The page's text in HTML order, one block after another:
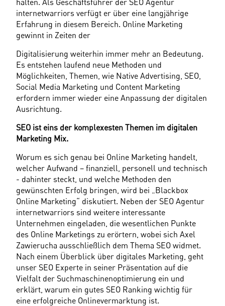
internetwarriors verfügt er über eine langjährige
Erfahrung in diesem Bereich. Online Marketing
gewinnt in Zeiten der
Digitalisierung weiterhin immer mehr an Bedeutung.
Es entstehen laufend neue Methoden und
Möglichkeiten, Themen, wie Native Advertising, SEO,
Social Media Marketing und Content Marketing
erfordern immer wieder eine Anpassung der digitalen
Ausrichtung.
SEO ist eins der komplexesten Themen im digitalen
Marketing Mix.
Worum es sich genau bei Online Marketing handelt,
welcher Aufwand – finanziell, personell und technisch
- dahinter steckt, und welche Methoden den
gewünschten Erfolg bringen, wird bei „Blackbox
Online Marketing“ diskutiert. Neben der SEO Agentur
internetwarriors sind weitere interessante
Unternehmen eingeladen, die wesentlichen Punkte
des Online Marketings zu erörtern, wobei sich Axel
Zawierucha ausschließlich dem Thema SEO widmet.
Nach einem Überblick über digitales Marketing, geht
unser SEO Experte in seiner Präsentation auf die
Vielfalt der Suchmaschinenoptimierung ein und
erklärt, warum ein gutes SEO Ranking wichtig für
eine erfolgreiche Onlinevermarktung ist.